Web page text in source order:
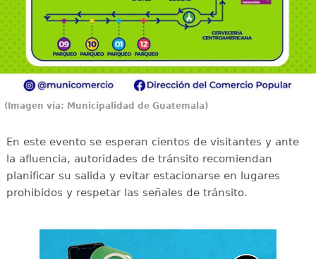
(Imagen vía: Municipalidad de Guatemala)
En este evento se esperan cientos de visitantes y ante
la afluencia, autoridades de tránsito recomiendan
planificar su salida y evitar estacionarse en lugares
prohibidos y respetar las señales de tránsito.